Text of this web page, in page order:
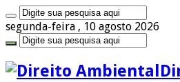
segunda-feira , 10 agosto 2026